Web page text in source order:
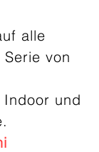
alle
von
und